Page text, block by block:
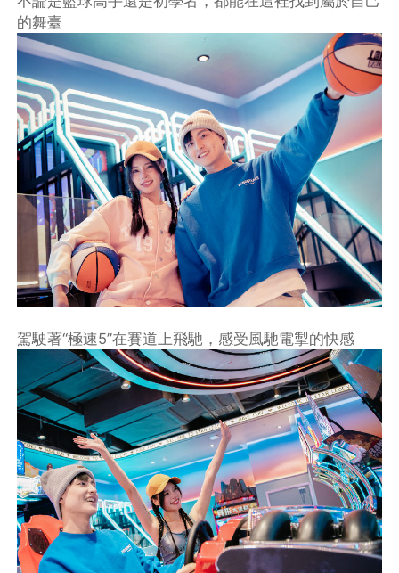
的舞臺
駕駛著“極速5”在賽道上飛馳，感受風馳電掣的快感